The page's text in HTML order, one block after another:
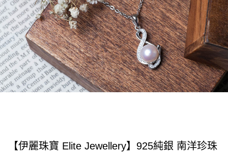
【伊麗珠寶 Elite Jewellery】925純銀 南洋珍珠